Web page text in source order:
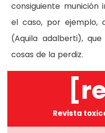
consiguiente munición
el caso, por ejemplo,
(Aquila adalberti),
cosas de la perdiz.
Revista